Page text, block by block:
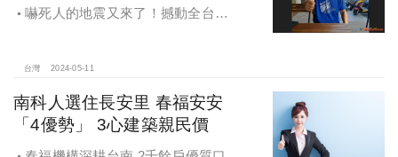
嚇死人的地震又來了！撼動全台
台灣 2024-05-11
南科人選住長安里 春福安安
「4優勢」 3心建築親民價